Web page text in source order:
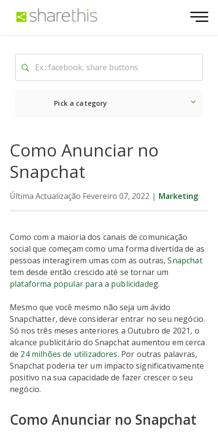
Pick a category
Como Anunciar no
Snapchat
Última Actualização Fevereiro 07, 2022 | Marketing
Como com a maioria dos canais de comunicação
social que começam como uma forma divertida de as
pessoas interagirem umas com as outras,Snapchat
tem desde então crescido até se tornar um
plataforma popular para a publicidadeg.
Mesmo que você mesmo não seja um ávido
Snapchatter, deve considerar entrar no seu negócio.
Só nos três meses anteriores a Outubro de 2021, o
alcance publicitário do Snapchat aumentou em cerca
de 24 milhões de utilizadores. Por outras palavras,
Snapchat poderia ter um impacto significativamente
positivo na sua capacidade de fazer crescer o seu
negócio.
Como Anunciar no Snapchat